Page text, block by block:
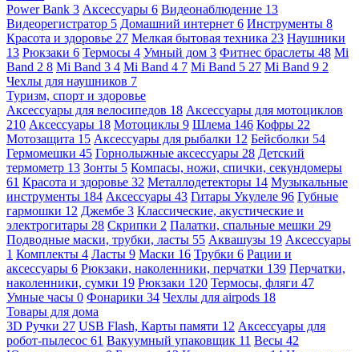
Power Bank 3 Аксессуары 6 Видеонаблюдение 13
Видеорегистратор 5 Домашний интернет 6 Инструменты 8
Красота и здоровье 27 Мелкая бытовая техника 23 Наушники
13 Рюкзаки 6 Термосы 4 Умный дом 3 Фитнес браслеты 48 Mi
Band 2 8 Mi Band 3 4 Mi Band 4 7 Mi Band 5 27 Mi Band 9 2
Чехлы для наушников 7
Туризм, спорт и здоровье
Аксессуары для велосипедов 18 Аксессуары для мотоциклов
210 Аксессуары 18 Мотоциклы 9 Шлема 146 Кофры 22
Мотозащита 15 Аксессуары для рыбалки 12 Бейсболки 54
Гермомешки 45 Горнолыжные аксессуары 28 Детский
термометр 13 Зонты 5 Компасы, ножи, спички, секундомеры
61 Красота и здоровье 32 Металлодетекторы 14 Музыкальные
инструменты 184 Аксессуары 43 Гитары Укулеле 96 Губные
гармошки 12 Джембе 3 Классические, акустические и
электрогитары 28 Скрипки 2 Палатки, спальные мешки 29
Подводные маски, трубки, ласты 55 Аквашузы 19 Аксессуары
1 Комплекты 4 Ласты 9 Маски 16 Трубки 6 Рации и
аксессуары 6 Рюкзаки, наколенники, перчатки 139 Перчатки,
наколенники, сумки 19 Рюкзаки 120 Термосы, фляги 47
Умные часы 0 Фонарики 34 Чехлы для airpods 18
Товары для дома
3D Ручки 27 USB Flash, Карты памяти 12 Аксессуары для
робот-пылесос 61 Вакуумный упаковщик 11 Весы 42